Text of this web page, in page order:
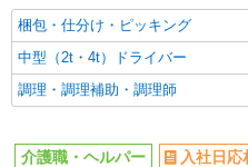
自転車通勤OK
副業・WワークOK
交通費支給
産休・育休取得実績あり
研修制度あり
梱包・仕分け・ピッキング
中型（2t・4t）ドライバー
調理・調理補助・調理師
介護職・ヘルパー 入社日応